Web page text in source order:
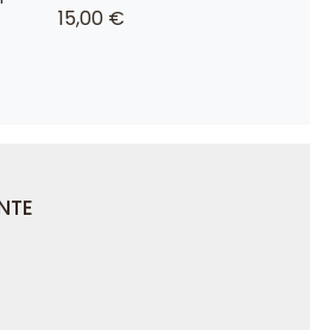
15,00 €